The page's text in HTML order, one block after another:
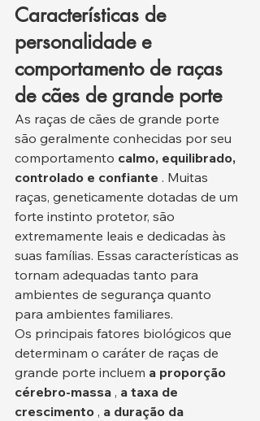
Características de
personalidade e
comportamento de raças
de cães de grande porte
As raças de cães de grande porte
são geralmente conhecidas por seu
comportamento calmo, equilibrado,
controlado e confiante . Muitas
raças, geneticamente dotadas de um
forte instinto protetor, são
extremamente leais e dedicadas às
suas famílias. Essas características as
tornam adequadas tanto para
ambientes de segurança quanto
para ambientes familiares.
Os principais fatores biológicos que
determinam o caráter de raças de
grande porte incluem a proporção
cérebro-massa , a taxa de
crescimento , a duração da